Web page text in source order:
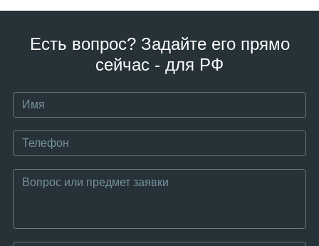
Есть вопрос? Задайте его прямо
сейчас - для РФ